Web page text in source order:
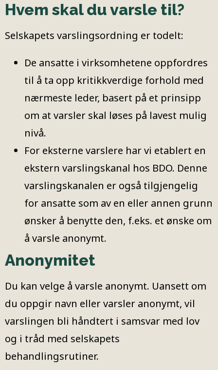
Hvem skal du varsle til?
Selskapets varslingsordning er todelt:
De ansatte i virksomhetene oppfordres
til å ta opp kritikkverdige forhold med
nærmeste leder, basert på et prinsipp
om at varsler skal løses på lavest mulig
nivå.
For eksterne varslere har vi etablert en
ekstern varslingskanal hos BDO. Denne
varslingskanalen er også tilgjengelig
for ansatte som av en eller annen grunn
ønsker å benytte den, f.eks. et ønske om
å varsle anonymt.
Anonymitet
Du kan velge å varsle anonymt. Uansett om
du oppgir navn eller varsler anonymt, vil
varslingen bli håndtert i samsvar med lov
og i tråd med selskapets
behandlingsrutiner.